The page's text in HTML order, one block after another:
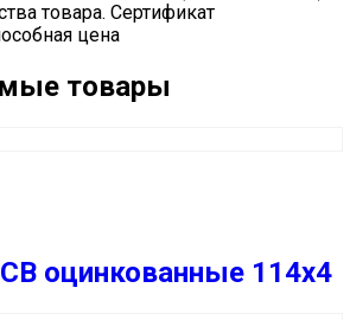
товара. Сертификат
цена
товары
оцинкованные 114х4